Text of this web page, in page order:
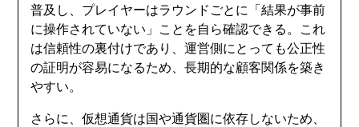
普及し、プレイヤーはラウンドごとに「結果が事前
に操作されていない」ことを自ら確認できる。これ
は信頼性の裏付けであり、運営側にとっても公正性
の証明が容易になるため、長期的な顧客関係を築き
やすい。
さらに、仮想通貨は国や通貨圏に依存しないため、